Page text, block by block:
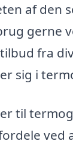
af den
gerne
fra
sig i
til
ved